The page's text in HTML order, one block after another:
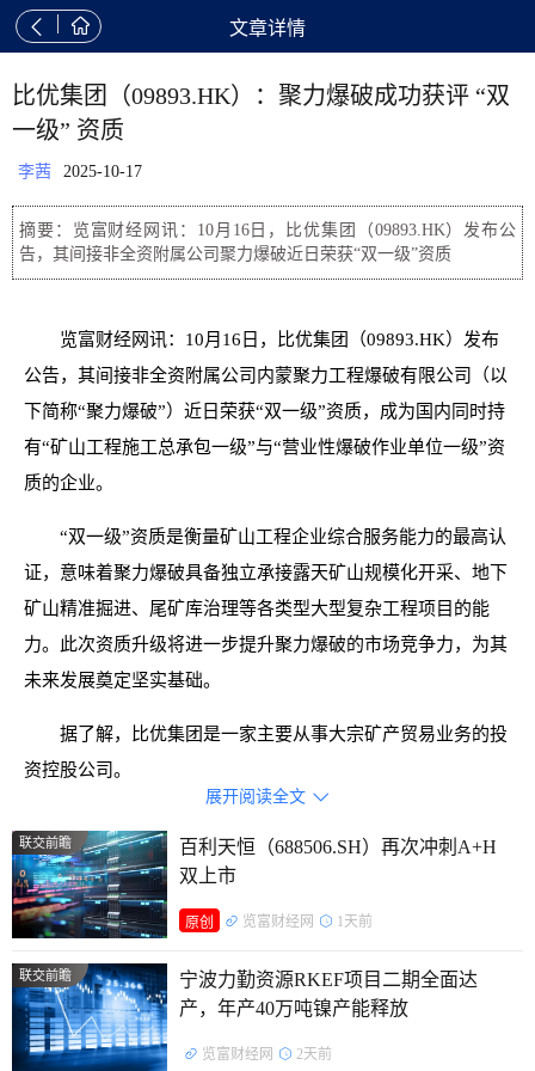
  文章详情
比优集团（09893.HK）：聚力爆破成功获评 “双
一级” 资质
李茜 2025-10-17
摘要：览富财经网讯：10月16日，比优集团（09893.HK）发布公
告，其间接非全资附属公司聚力爆破近日荣获“双一级”资质
览富财经网讯：10月16日，比优集团（09893.HK）发布
公告，其间接非全资附属公司内蒙聚力工程爆破有限公司（以
下简称“聚力爆破”）近日荣获“双一级”资质，成为国内同时持
有“矿山工程施工总承包一级”与“营业性爆破作业单位一级”资
质的企业。
“双一级”资质是衡量矿山工程企业综合服务能力的最高认
证，意味着聚力爆破具备独立承接露天矿山规模化开采、地下
矿山精准掘进、尾矿库治理等各类型大型复杂工程项目的能
力。此次资质升级将进一步提升聚力爆破的市场竞争力，为其
未来发展奠定坚实基础。
据了解，比优集团是一家主要从事大宗矿产贸易业务的投
资控股公司。
展开阅读全文 
联交前瞻
百利天恒（688506.SH）再次冲刺A+H
双上市
原创 览富财经网 1天前
联交前瞻
宁波力勤资源RKEF项目二期全面达
产，年产40万吨镍产能释放
览富财经网 2天前